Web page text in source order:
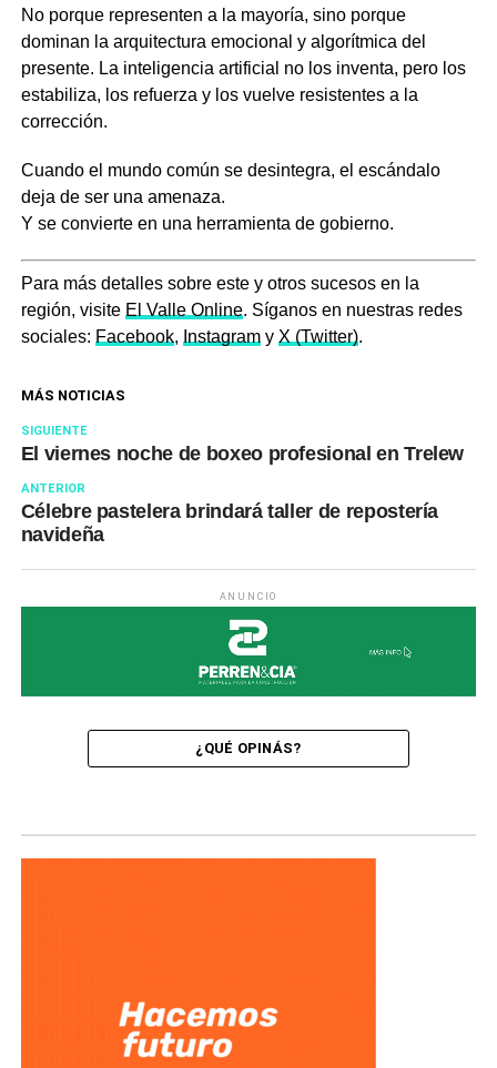
No porque representen a la mayoría, sino porque
dominan la arquitectura emocional y algorítmica del
presente. La inteligencia artificial no los inventa, pero los
estabiliza, los refuerza y los vuelve resistentes a la
corrección.
Cuando el mundo común se desintegra, el escándalo
deja de ser una amenaza.
Y se convierte en una herramienta de gobierno.
Para más detalles sobre este y otros sucesos en la
región, visite El Valle Online. Síganos en nuestras redes
sociales: Facebook, Instagramy X (Twitter).
MÁS NOTICIAS
SIGUIENTE
El viernes noche de boxeo profesional en Trelew
ANTERIOR
Célebre pastelera brindará taller de repostería
navideña
ANUNCIO
¿QUÉ OPINÁS?